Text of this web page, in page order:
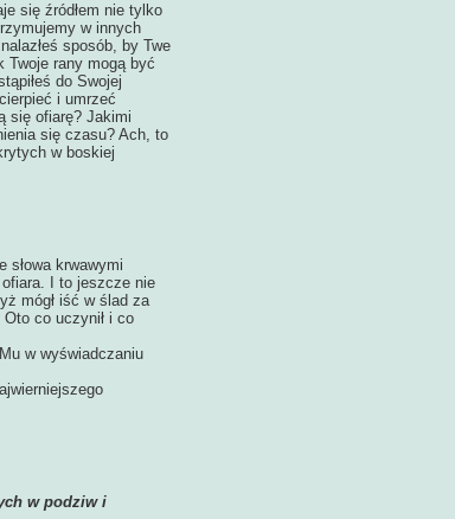
się źródłem nie tylko
w innych
sposób, by Twe
Twoje rany mogą być
do Swojej
i umrzeć
się ofiarę? Jakimi
się czasu? Ach, to
w boskiej
słowa krwawymi
I to jeszcze nie
mógł iść w ślad za
co uczynił i co
w wyświadczaniu
w podziw i